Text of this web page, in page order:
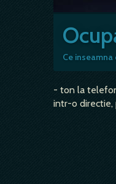
Ce
- ton la
intr-o directie,